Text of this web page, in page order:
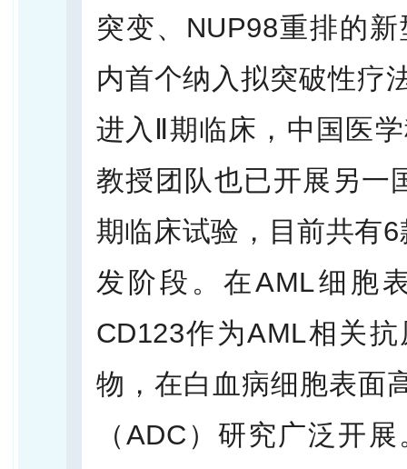
突变、NUP98重排的
内首个纳入拟突破性疗
进入Ⅱ期临床，中国医
教授团队也已开展另一
期临床试验，目前共有
发阶段。在AML细胞
CD123作为AML相关
物，在白血病细胞表面
（ADC）研究广泛开